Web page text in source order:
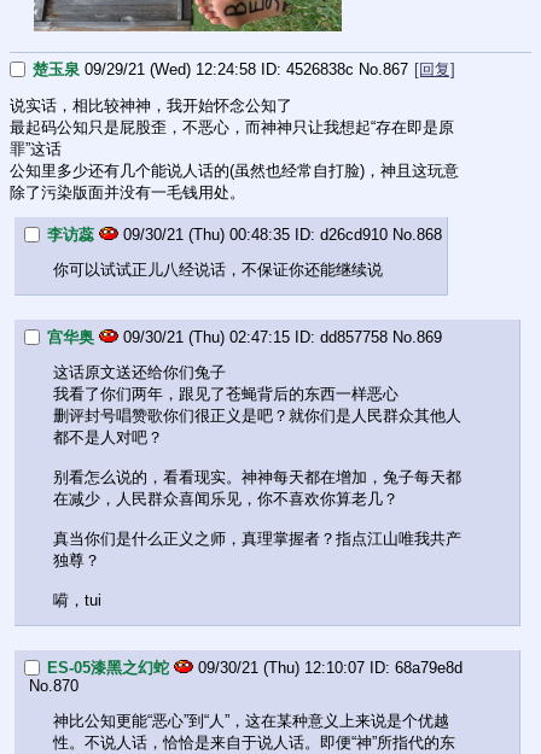
楚玉泉 09/29/21 (Wed) 12:24:58 4526838c No.867 [回复]
说实话，相比较神神，我开始怀念公知了
最起码公知只是屁股歪，不恶心，而神神只让我想起“存在即是原
罪”这话
公知里多少还有几个能说人话的(虽然也经常自打脸)，神且这玩意
除了污染版面并没有一毛钱用处。
李访蕊 09/30/21 (Thu) 00:48:35 d26cd910 No. 868
你可以试试正儿八经说话，不保证你还能继续说
宫华奥 09/30/21 (Thu) 02:47:15 dd857758 No. 869
这话原文送还给你们兔子
我看了你们两年，跟见了苍蝇背后的东西一样恶心
删评封号唱赞歌你们很正义是吧？就你们是人民群众其他人
都不是人对吧？
别看怎么说的，看看现实。神神每天都在增加，兔子每天都
在减少，人民群众喜闻乐见，你不喜欢你算老几？
真当你们是什么正义之师，真理掌握者？指点江山唯我共产
独尊？
嗬，tui
ES-05漆黑之幻蛇 09/30/21 (Thu) 12:10:07
68a79e8d
No. 870
神比公知更能“恶心”到“人”，这在某种意义上来说是个优越
性。不说人话，恰恰是来自于说人话。即便“神”所指代的东